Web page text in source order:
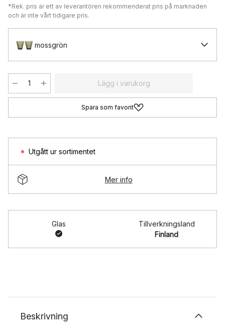
*Rek. pris är ett av leverantören rekommenderat pris på marknaden
och är inte vårt tidigare pris.
mossgrön
Lägg i varukorg
Spara som favorit
Utgått ur sortimentet
Mer info
Glas
Tillverkningsland
Finland
Beskrivning